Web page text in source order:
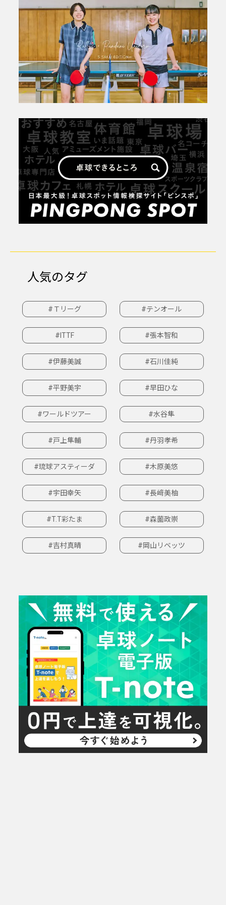
人気のタグ
#Ｔリーグ #テンオール
#ITTF #張本智和
#伊藤美誠 #石川佳純
#平野美宇 #早田ひな
#ワールドツアー #水谷隼
#戸上隼輔 #丹羽孝希
#琉球アスティーダ #木原美悠
#宇田幸矢 #長﨑美柚
#T.T彩たま #森薗政崇
#吉村真晴 #岡山リベッツ